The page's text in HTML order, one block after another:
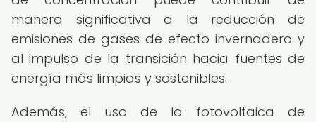
manera significativa a la reducción de
emisiones de gases de efecto invernadero y
al impulso de la transición hacia fuentes de
energía más limpias y sostenibles.
Además, el uso de la fotovoltaica de